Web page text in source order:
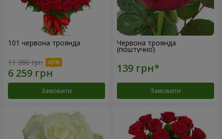
101 червона троянда
11 380 грн
Замовити
Червона троянда
(поштучно)
Замовити